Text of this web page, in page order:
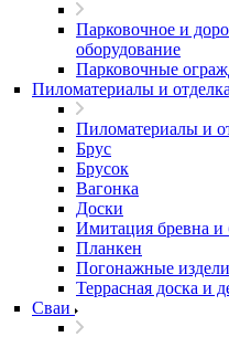
Парковочное и
оборудование
Парковочные
Пиломатериалы и
Пиломатериалы и
Брус
Брусок
Вагонка
Доски
Имитация бревна и
Планкен
Погонажные
Террасная доска и
Сваи